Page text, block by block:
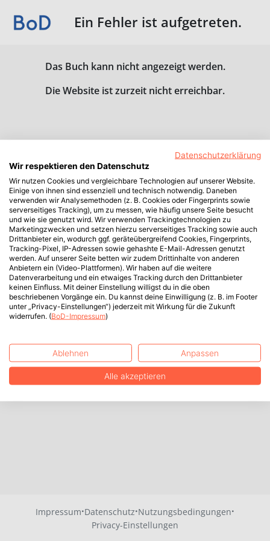
Ein Fehler ist aufgetreten.
Das Buch kann nicht angezeigt werden.
Die Website ist zurzeit nicht erreichbar.
Impressum·Datenschutz·Nutzungsbedingungen·
Privacy-Einstellungen
Datenschutzerklärung
Wir respektieren den Datenschutz
Wir nutzen Cookies und vergleichbare Technologien auf unserer Website.
Einige von ihnen sind essenziell und technisch notwendig. Daneben
verwenden wir Analysemethoden (z. B. Cookies oder Fingerprints sowie
serverseitiges Tracking), um zu messen, wie häufig unsere Seite besucht
und wie sie genutzt wird. Wir verwenden Trackingtechnologien zu
Marketingzwecken und setzen hierzu serverseitiges Tracking sowie auch
Drittanbieter ein, wodurch ggf. geräteübergreifend Cookies, Fingerprints,
Tracking-Pixel, IP-Adressen sowie gehashte E-Mail-Adressen genutzt
werden. Auf unserer Seite betten wir zudem Drittinhalte von anderen
Anbietern ein (Video-Plattformen). Wir haben auf die weitere
Datenverarbeitung und ein etwaiges Tracking durch den Drittanbieter
keinen Einfluss. Mit deiner Einstellung willigst du in die oben
beschriebenen Vorgänge ein. Du kannst deine Einwilligung (z. B. im Footer
unter „Privacy-Einstellungen“) jederzeit mit Wirkung für die Zukunft
widerrufen. (BoD-Impressum)
Ablehnen Anpassen
Alle akzeptieren